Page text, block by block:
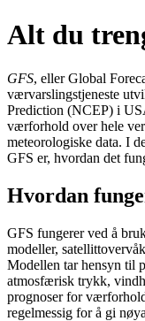
Alt du
GFS, eller Global
værvarslingstjeneste
Prediction (NCEP) i
værforhold over hele
meteorologiske data. I
GFS er, hvordan det
Hvordan
GFS fungerer ved å
modeller,
Modellen tar hensyn til
atmosfærisk trykk,
prognoser for
regelmessig for å gi